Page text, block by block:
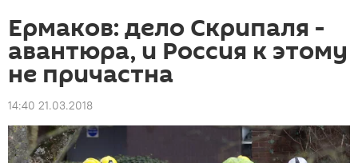
Ермаков: дело Скрипаля -
авантюра, и Россия к этому
не причастна
14:40 21.03.2018